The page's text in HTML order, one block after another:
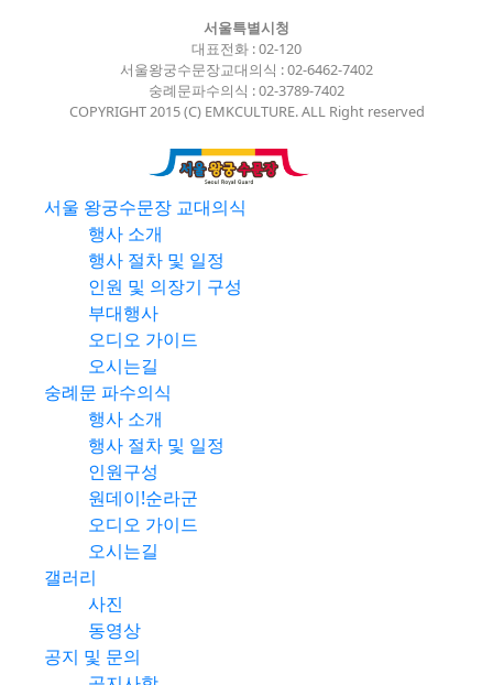
서울특별시청
대표전화 : 02-120
서울왕궁수문장교대의식 : 02-6462-7402
숭례문파수의식 : 02-3789-7402
COPYRIGHT 2015 (C) EMKCULTURE. ALL Right reserved
서울 왕궁수문장 교대의식
행사 소개
행사 절차 및 일정
인원 및 의장기 구성
부대행사
오디오 가이드
오시는길
숭례문 파수의식
행사 소개
행사 절차 및 일정
인원구성
원데이!순라군
오디오 가이드
오시는길
갤러리
사진
동영상
공지 및 문의